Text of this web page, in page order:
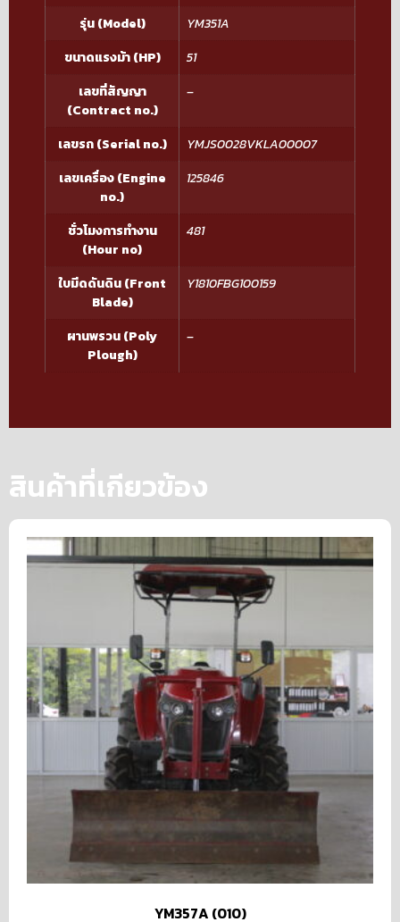
รุ่น (Model)
YM351A
ขนาดแรงม้า (HP)
51
เลขที่สัญญา
(Contract no.)
–
เลขรถ (Serial no.)
YMJS0028VKLA00007
เลขเครื่อง (Engine
no.)
125846
ชั่วโมงการทำงาน
(Hour no)
481
ใบมีดดันดิน (Front
Blade)
Y1810FBG100159
ผานพรวน (Poly
Plough)
–
สินค้าที่เกียวข้อง
YM357A (010)